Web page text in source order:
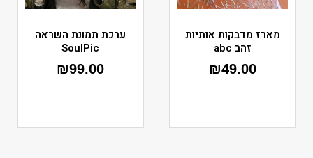
מארז מדבקות אותיות
זהב abc
₪49.00
ערכת תמונת השראה
SoulPic
₪99.00